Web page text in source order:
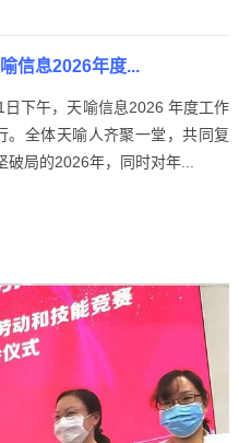
信息2026年度...
下午，天喻信息2026 年度工作
。全体天喻人齐聚一堂，共同复
破局的2026年，同时对年...